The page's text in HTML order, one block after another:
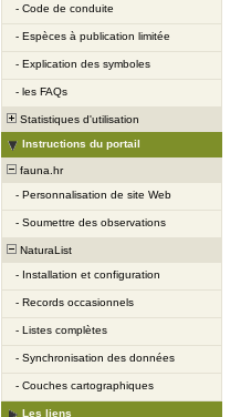
- Code de conduite
- Espèces à publication limitée
- Explication des symboles
- les FAQs
Statistiques d'utilisation
Instructions du portail
fauna.hr
- Personnalisation de site Web
- Soumettre des observations
NaturaList
- Installation et configuration
- Records occasionnels
- Listes complètes
- Synchronisation des données
- Couches cartographiques
Les liens